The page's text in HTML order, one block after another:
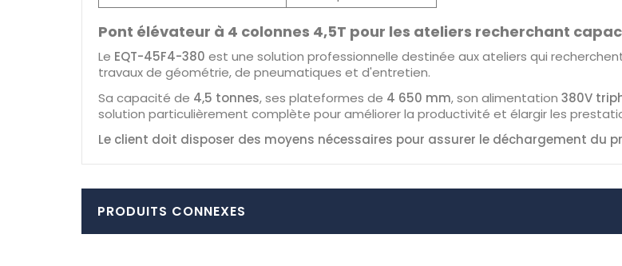
Pont élévateur à 4 colonnes 4,5T pour les ateliers recherchant
Le EQT-45F4-380 est une solution professionnelle destinée aux ateliers qui
travaux de géométrie, de pneumatiques et d'entretien.
Sa capacité de 4,5 tonnes, ses plateformes de 4 650 mm, son alimentation 380V
solution particulièrement complète pour améliorer la productivité et élargir les
Le client doit disposer des moyens nécessaires pour assurer le déchargement du
PRODUITS CONNEXES